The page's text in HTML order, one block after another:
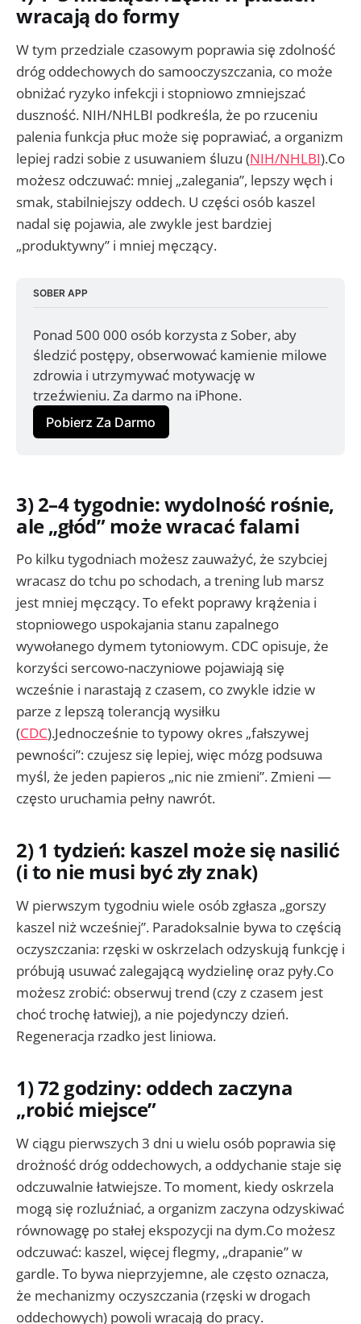
wracają do formy
W tym przedziale czasowym poprawia się zdolność
dróg oddechowych do samooczyszczania, co może
obniżać ryzyko infekcji i stopniowo zmniejszać
duszność. NIH/NHLBI podkreśla, że po rzuceniu
palenia funkcja płuc może się poprawiać, a organizm
lepiej radzi sobie z usuwaniem śluzu (NIH/NHLBI).Co
możesz odczuwać: mniej „zalegania”, lepszy węch i
smak, stabilniejszy oddech. U części osób kaszel
nadal się pojawia, ale zwykle jest bardziej
„produktywny” i mniej męczący.
SOBER APP
Ponad 500 000 osób korzysta z Sober, aby
śledzić postępy, obserwować kamienie milowe
zdrowia i utrzymywać motywację w
trzeźwieniu. Za darmo na iPhone.
Pobierz Za Darmo
3) 2–4 tygodnie: wydolność rośnie,
ale „głód” może wracać falami
Po kilku tygodniach możesz zauważyć, że szybciej
wracasz do tchu po schodach, a trening lub marsz
jest mniej męczący. To efekt poprawy krążenia i
stopniowego uspokajania stanu zapalnego
wywołanego dymem tytoniowym. CDC opisuje, że
korzyści sercowo-naczyniowe pojawiają się
wcześnie i narastają z czasem, co zwykle idzie w
parze z lepszą tolerancją wysiłku
(CDC).Jednocześnie to typowy okres „fałszywej
pewności”: czujesz się lepiej, więc mózg podsuwa
myśl, że jeden papieros „nic nie zmieni”. Zmieni —
często uruchamia pełny nawrót.
2) 1 tydzień: kaszel może się nasilić
(i to nie musi być zły znak)
W pierwszym tygodniu wiele osób zgłasza „gorszy
kaszel niż wcześniej”. Paradoksalnie bywa to częścią
oczyszczania: rzęski w oskrzelach odzyskują funkcję i
próbują usuwać zalegającą wydzielinę oraz pyły.Co
możesz zrobić: obserwuj trend (czy z czasem jest
choć trochę łatwiej), a nie pojedynczy dzień.
Regeneracja rzadko jest liniowa.
1) 72 godziny: oddech zaczyna
„robić miejsce”
W ciągu pierwszych 3 dni u wielu osób poprawia się
drożność dróg oddechowych, a oddychanie staje się
odczuwalnie łatwiejsze. To moment, kiedy oskrzela
mogą się rozluźniać, a organizm zaczyna odzyskiwać
równowagę po stałej ekspozycji na dym.Co możesz
odczuwać: kaszel, więcej flegmy, „drapanie” w
gardle. To bywa nieprzyjemne, ale często oznacza,
że mechanizmy oczyszczania (rzęski w drogach
oddechowych) powoli wracają do pracy.